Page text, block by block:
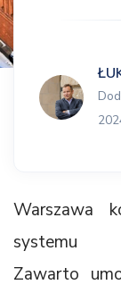
Warszawa
systemu
Zawarto